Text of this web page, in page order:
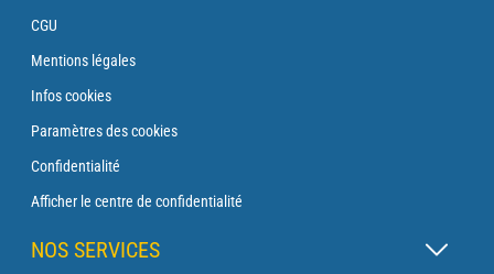
CGU
Mentions légales
Infos cookies
Paramètres des cookies
Confidentialité
Afficher le centre de confidentialité
NOS SERVICES